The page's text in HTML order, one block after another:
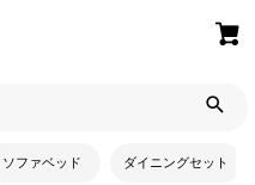
ソファベッド ダイニングセット